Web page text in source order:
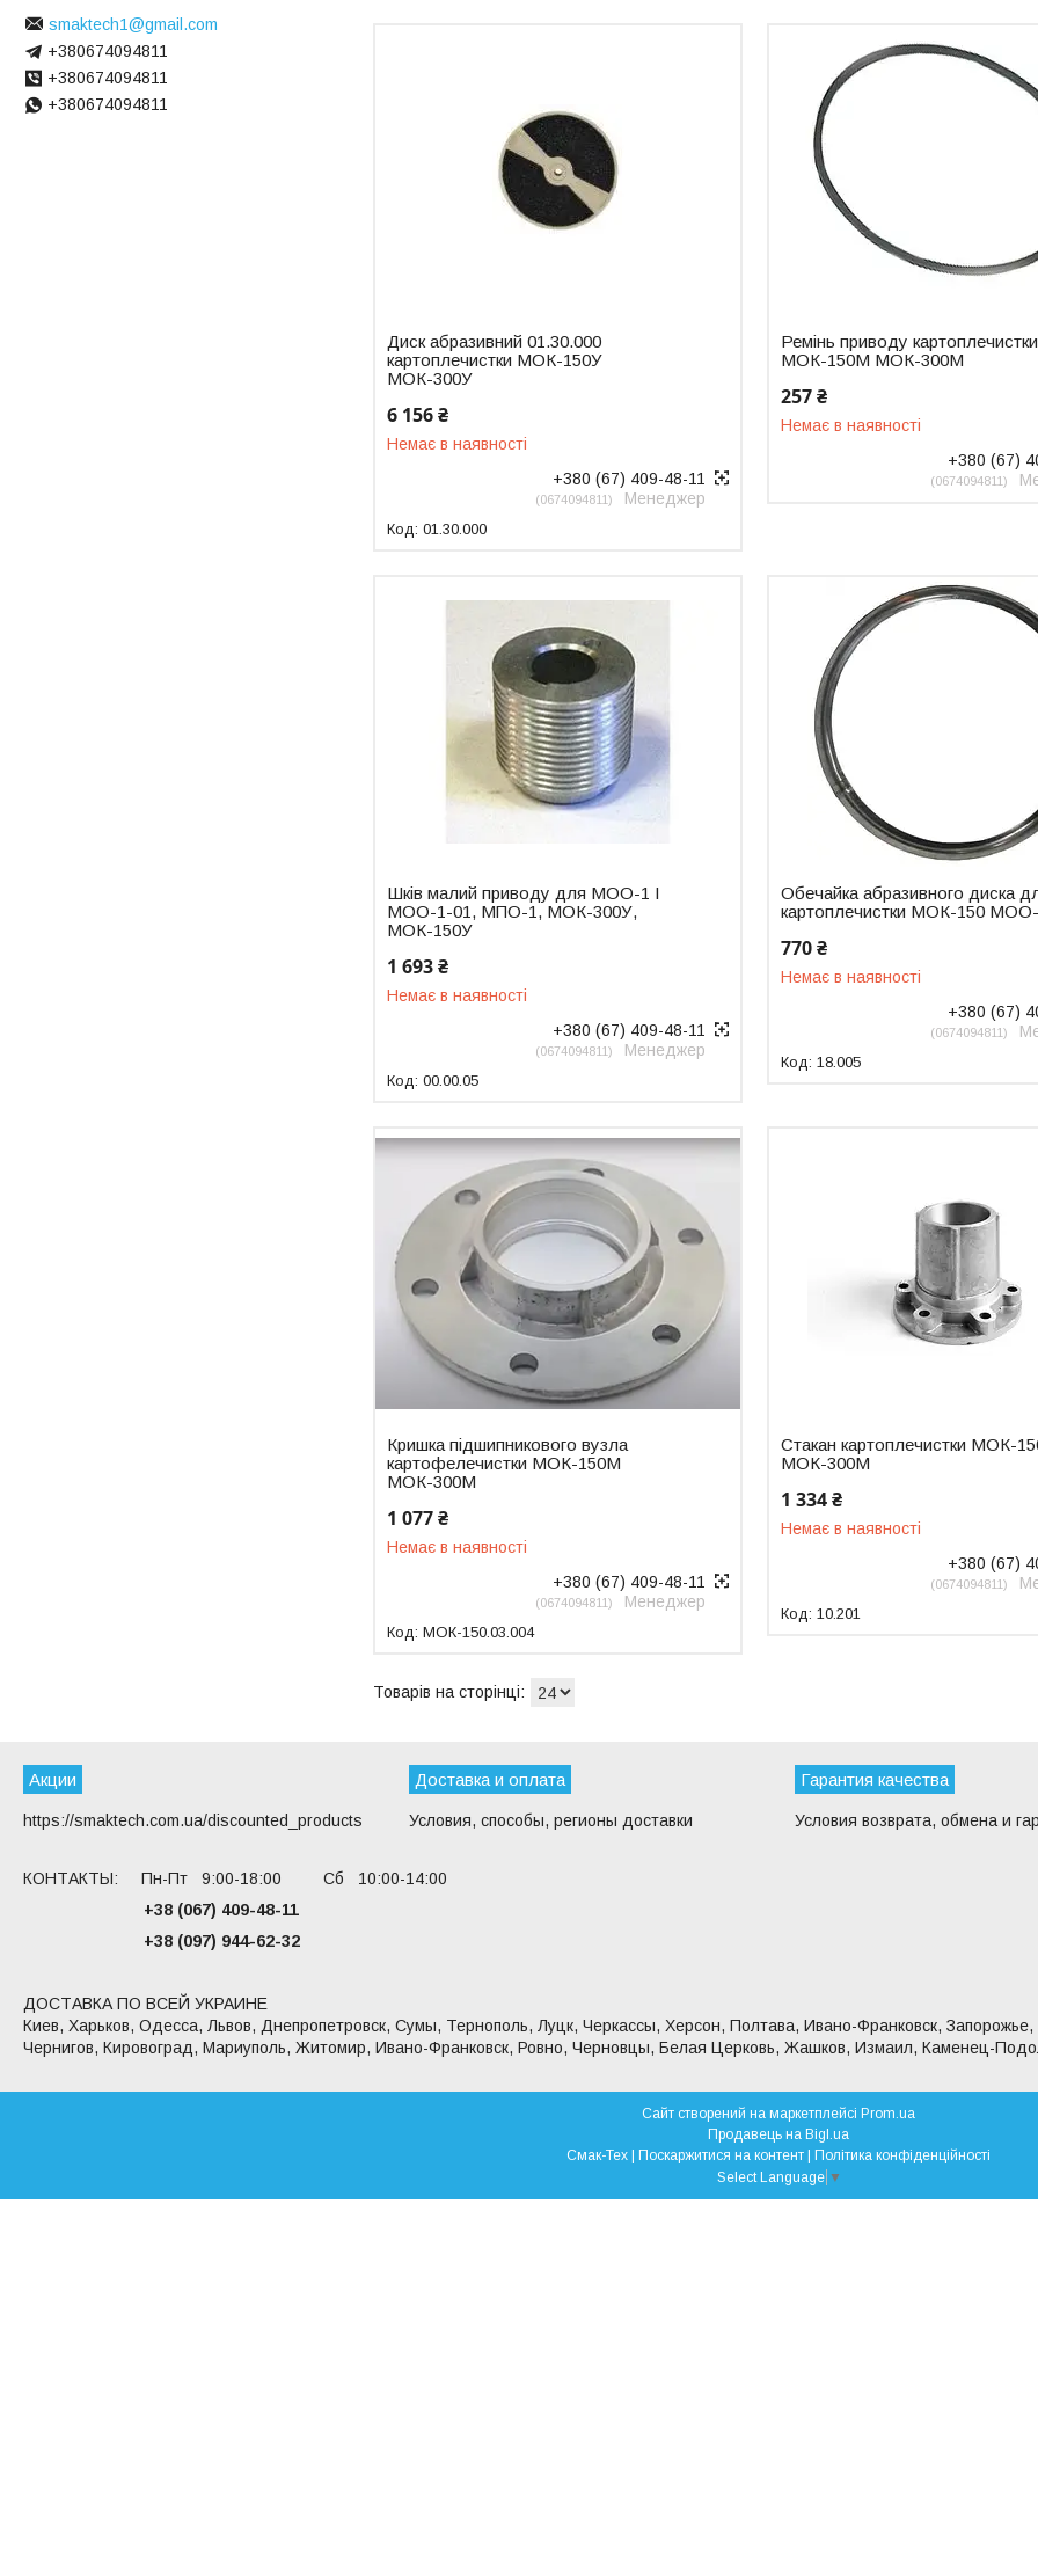
Диск абразивний 01.30.000
картоплечистки МОК-150У
МОК-300У
6 156 ₴
Немає в наявності
+380 (67) 409-48-11
0674094811 Менеджер
01.30.000
Ремінь приводу картоплечистки
МОК-150М МОК-300М
257 ₴
Немає в наявності
+380 (67)
0674094811
Шків малий приводу для МОО-1 І
МОО-1-01, МПО-1, МОК-300У,
МОК-150У
1 693 ₴
Немає в наявності
+380 (67) 409-48-11
0674094811 Менеджер
00.00.05
Обечайка абразивного диска
картоплечистки МОК-150 МОО-
770 ₴
Немає в наявності
+380 (67)
0674094811
18.005
Кришка підшипникового вузла
картофелечистки МОК-150М
МОК-300М
1 077 ₴
Немає в наявності
+380 (67) 409-48-11
0674094811 Менеджер
МОК-150.03.004
Стакан картоплечистки МОК-
МОК-300М
1 334 ₴
Немає в наявності
+380 (67)
0674094811
10.201
smaktech1@gmail.com
+380674094811
+380674094811
+380674094811
Акции
https://smaktech.com.ua/discounted_products
Доставка и оплата
Условия, способы, регионы доставки
Гарантия качества
Условия возврата, обмена и
КОНТАКТЫ: Пн-Пт 9:00-18:00 Сб 10:00-14:00
+38 (067) 409-48-11
+38 (097) 944-62-32
ДОСТАВКА ПО ВСЕЙ УКРАИНЕ
Киев, Харьков, Одесса, Львов, Днепропетровск, Сумы, Тернополь, Луцк, Черкассы, Херсон, Полтава, Ивано-Франковск,
Чернигов, Кировоград, Мариуполь, Житомир, Ивано-Франковск, Ровно, Черновцы, Белая Церковь, Жашков, Измаил, Каменец-
Сайт створений на маркетплейсі Prom.ua
Продавець на Bigl.ua
Поскаржитися на контент
Політика конфіденційності
Select Language ▼